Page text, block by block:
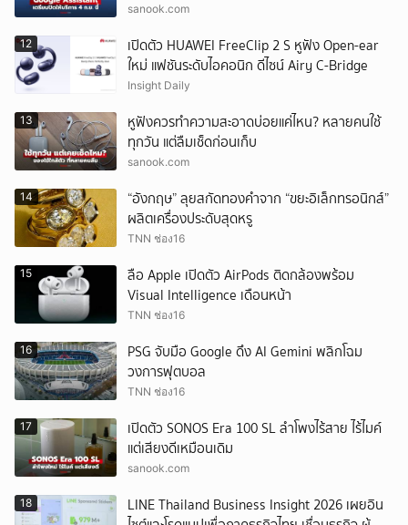
sanook.com
12
เปิดตัว HUAWEI FreeClip 2 S หูฟัง Open-ear
ใหม่ แฟชันระดับไอคอนิก ดีไซน์ Airy C-Bridge
Insight Daily
13
หูฟังควรทำความสะอาดบ่อยแค่ไหน? หลายคนใช้
ทุกวัน แต่ลืมเช็ดก่อนเก็บ
sanook.com
14
“อังกฤษ” ลุยสกัดทองคำจาก “ขยะอิเล็กทรอนิกส์”
ผลิตเครื่องประดับสุดหรู
TNN ช่อง16
15
ลือ Apple เปิดตัว AirPods ติดกล้องพร้อม
Visual Intelligence เดือนหน้า
TNN ช่อง16
16
PSG จับมือ Google ดึง AI Gemini พลิกโฉม
วงการฟุตบอล
TNN ช่อง16
17
เปิดตัว SONOS Era 100 SL ลำโพงไร้สาย ไร้ไมค์
แต่เสียงดีเหมือนเดิม
sanook.com
18
LINE Thailand Business Insight 2026 เผยอิน